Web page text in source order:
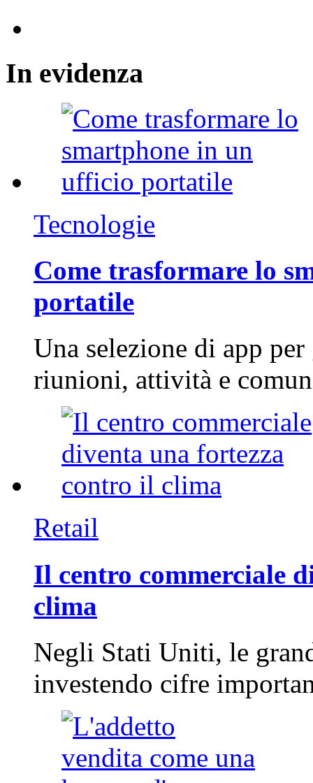
In evidenza
Tecnologie
Come trasformare lo
portatile
Una selezione di app
riunioni, attività e
Retail
Il centro commerciale
clima
Negli Stati Uniti, le
investendo cifre